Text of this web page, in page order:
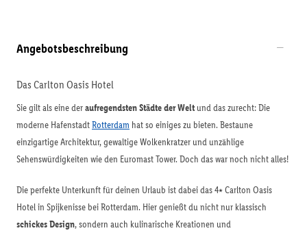
Angebotsbeschreibung
Das Carlton Oasis Hotel
Sie gilt als eine deraufregendsten Städte der Welt und das zurecht: Die
moderne HafenstadtRotterdam hat so einiges zu bieten. Bestaune
einzigartige Architektur, gewaltige Wolkenkratzer und unzählige
Sehenswürdigkeiten wie den Euromast Tower. Doch das war noch nicht alles!
Die perfekte Unterkunft für deinen Urlaub ist dabei das 4⭑ Carlton Oasis
Hotel in Spijkenisse bei Rotterdam. Hier genießt du nicht nur klassisch
schickes Design, sondern auch kulinarische Kreationen und